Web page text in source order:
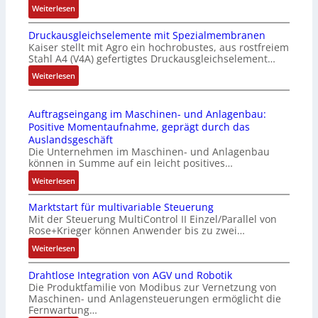
i
e
-
P
C
l
ä
s
t
s
i
c
h
f
l
e
x
i
b
e
l
f
k
m
o
d
u
l
e
r
i
n
g
e
n
G
u
n
d
5
G
a
u
Weiterlesen:
I
E
6
2
4
3
-
Z
e
r
t
i
f
i
z
i
e
u
n
Druckausgleichselemente mit Spezialmembranen
Kaiser stellt mit Agro ein hochrobustes, aus rostfreiem
Stahl A4 (V4A) gefertigtes Druckausgleichselement…
Weiterlesen:
D
u
c
k
a
u
s
g
l
e
i
c
h
e
l
Auftragseingang im Maschinen- und Anlagenbau:
Positive Momentaufnahme, geprägt durch das
Auslandsgeschäft
Die Unternehmen im Maschinen- und Anlagenbau
können in Summe auf ein leicht positives…
Weiterlesen:
A
u
f
t
r
a
g
s
e
i
Marktstart für multivariable Steuerung
Mit der Steuerung MultiControl II Einzel/Parallel von
Rose+Krieger können Anwender bis zu zwei…
Weiterlesen:
M
a
r
k
t
Drahtlose Integration von AGV und Robotik
Die Produktfamilie von Modibus zur Vernetzung von
Maschinen- und Anlagensteuerungen ermöglicht die
Fernwartung…